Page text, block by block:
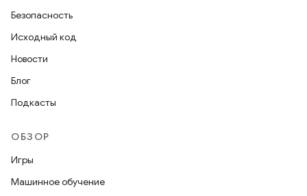
Безопасность
Исходный код
Новости
Блог
Подкасты
ОБЗОР
Игры
Машинное обучение